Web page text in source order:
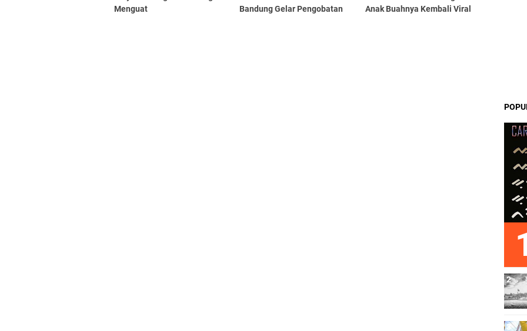
Menguat
Bandung Gelar Pengobatan
Anak Buahnya Kembali Viral